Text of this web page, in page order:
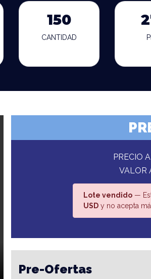
150
CANTIDAD
PRECIO
VALOR
Lote vendido—
USDy no acepta
Pre-Ofertas